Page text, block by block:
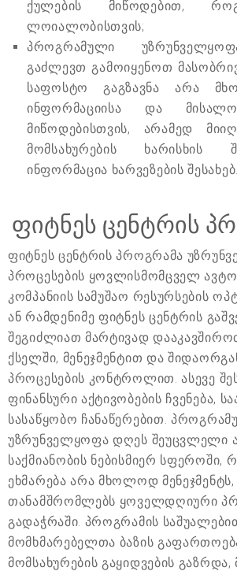
ქულების მიწოდებით,
ლოიალობისთვის;
პროგრამული
გაძლევთ გამოიყენოთ
საფოსტო გაგზავნა არა
ინფორმაციისა და
მიწოდებისთვის, არამედ
მომსახურების ხარისხის
ინფორმაცია ხარვეზების შესახებ.
ფიტნეს ცენტრის
ფიტნეს ცენტრის პროგრამა
პროცესების ყოვლისმომცველ
კომპანიის სამუშაო რესურსების
ან რამდენიმე ფიტნეს ცენტრის
შეგიძლიათ მარტივად
ქსელში, მენეჯმენტით და
პროცესების კონტროლით. ასევე
ფინანსური აქტივობების ჩვენება,
სასაწყობო ჩანაწერებით.
უზრუნველყოფა დღეს შეუცვლელი
საქმიანობის ნებისმიერ სფეროში,
ეხმარება არა მხოლოდ
თანამშრომლებს ყოველდღიური
გადაჭრაში. პროგრამის
მომხმარებელთა ბაზის
მომსახურების გაყიდვების